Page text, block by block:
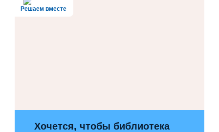
Решаем вместе
Хочется, чтобы библиотека